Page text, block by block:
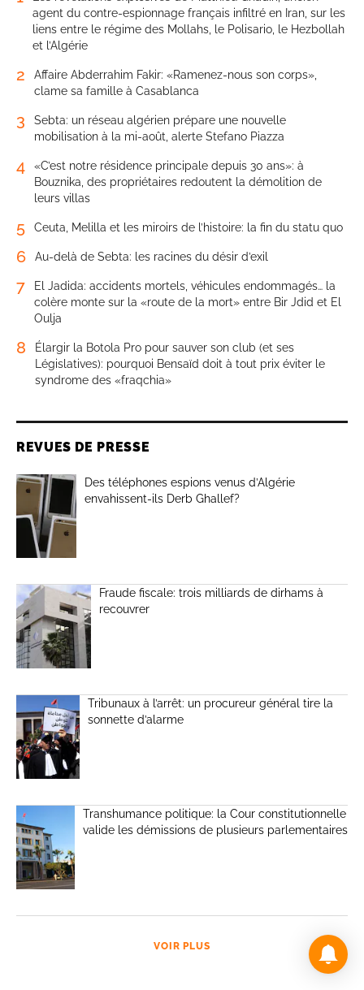
agent du contre-espionnage français infiltré en Iran, sur les
liens entre le régime des Mollahs, le Polisario, le Hezbollah
et l’Algérie
2
Affaire Abderrahim Fakir: «Ramenez-nous son corps»,
clame sa famille à Casablanca
3
Sebta: un réseau algérien prépare une nouvelle
mobilisation à la mi-août, alerte Stefano Piazza
4
«C’est notre résidence principale depuis 30 ans»: à
Bouznika, des propriétaires redoutent la démolition de
leurs villas
5 Ceuta, Melilla et les miroirs de l’histoire: la fin du statu quo
6 Au-delà de Sebta: les racines du désir d’exil
7
El Jadida: accidents mortels, véhicules endommagés… la
colère monte sur la «route de la mort» entre Bir Jdid et El
Oulja
8
Élargir la Botola Pro pour sauver son club (et ses
Législatives): pourquoi Bensaïd doit à tout prix éviter le
syndrome des «fraqchia»
REVUES DE PRESSE
Des téléphones espions venus d’Algérie
envahissent-ils Derb Ghallef?
Fraude fiscale: trois milliards de dirhams à
recouvrer
Tribunaux à l’arrêt: un procureur général tire la
sonnette d’alarme
Transhumance politique: la Cour constitutionnelle
valide les démissions de plusieurs parlementaires
VOIR PLUS